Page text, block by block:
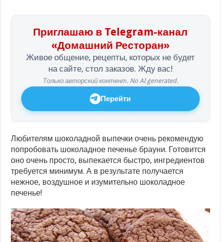
Приглашаю в Telegram-канал
«Домашний Ресторан»
Живое общение, рецепты, которых не будет
на сайте, стол заказов. Жду вас!
Только авторский контент. No AI generated.
Перейти
Любителям шоколадной выпечки очень рекомендую
попробовать шоколадное печенье брауни. Готовится
оно очень просто, выпекается быстро, ингредиентов
требуется минимум. А в результате получается
нежное, воздушное и изумительно шоколадное
печенье!